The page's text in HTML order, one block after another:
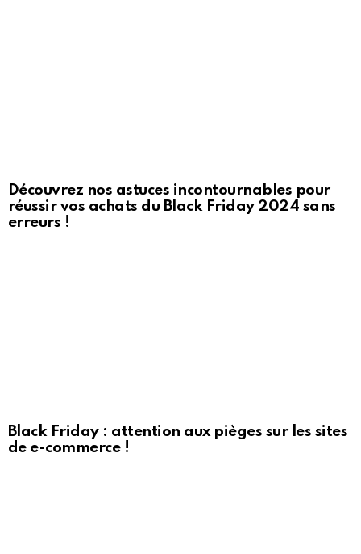
Découvrez nos astuces incontournables pour
réussir vos achats du Black Friday 2024 sans
erreurs !
Black Friday : attention aux pièges sur les sites
de e-commerce !